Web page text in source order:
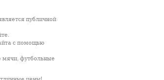
публичной
с помощью
мячи, футбольные